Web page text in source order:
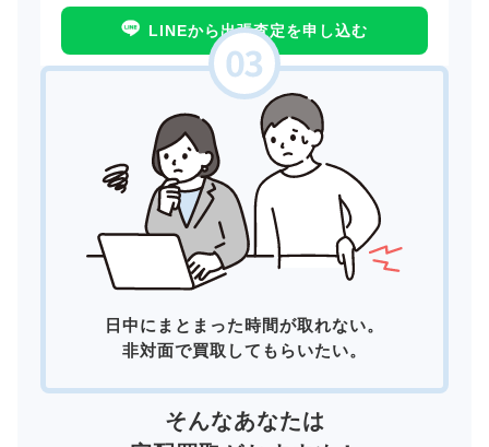
LINEから出張査定を申し込む
日中にまとまった時間が取れない。
非対面で買取してもらいたい。
そんなあなたは